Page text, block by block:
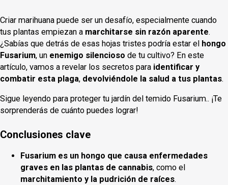
Criar marihuana puede ser un desafío, especialmente cuando
tus plantas empiezan a marchitarse sin razón aparente.
¿Sabías que detrás de esas hojas tristes podría estar el hongo
Fusarium, un enemigo silencioso de tu cultivo? En este
artículo, vamos a revelar los secretos para identificar y
combatir esta plaga, devolviéndole la salud a tus plantas.
Sigue leyendo para proteger tu jardín del temido Fusarium.. ¡Te
sorprenderás de cuánto puedes lograr!
Conclusiones clave
Fusarium es un hongo que causa enfermedades
graves en las plantas de cannabis, como el
marchitamiento y la pudrición de raíces.